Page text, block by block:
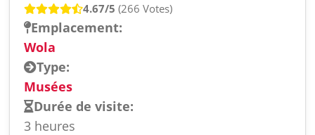
4.67/5 (266 Votes)
Emplacement:
Wola
Type:
Musées
Durée de visite:
3 heures